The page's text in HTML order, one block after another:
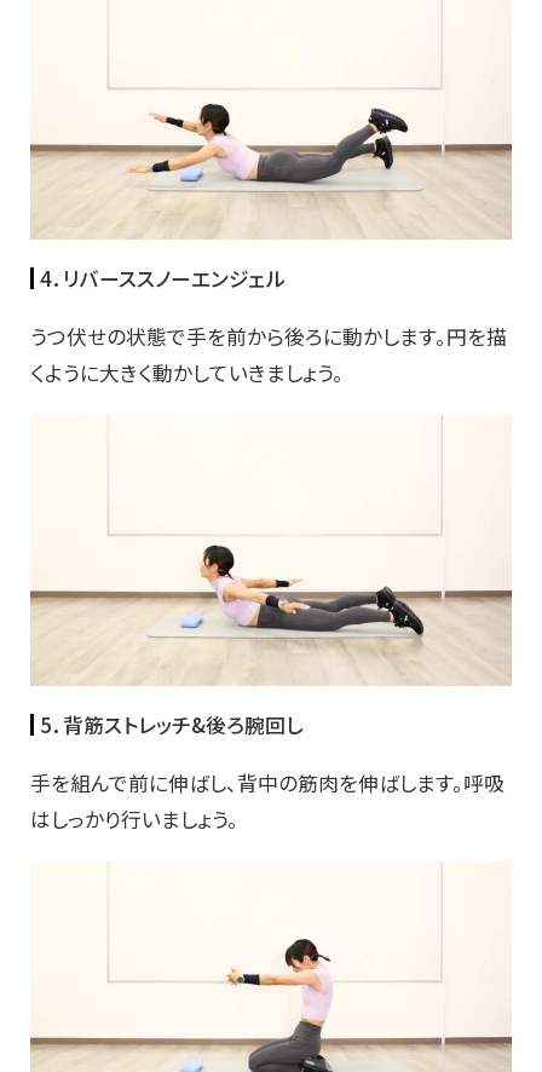
4．リバーススノーエンジェル
うつ伏せの状態で手を前から後ろに動かします。円を描
くように大きく動かしていきましょう。
5．背筋ストレッチ&後ろ腕回し
手を組んで前に伸ばし、背中の筋肉を伸ばします。呼吸
はしっかり行いましょう。